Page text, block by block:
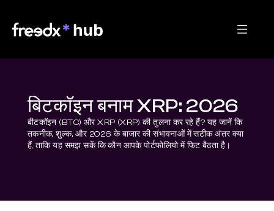
बिटकॉइन बनाम XRP: 2026
बीटकॉइन (BTC) और XRP (XRP) की तुलना कर रहे हैं? यह जानें कि
तकनीक, शुल्क, और 2026 के बाजार की संभावनाओं में सटीक अंतर क्या
हैं, ताकि यह समझ सकें कि कौन आपके पोर्टफोलियो में फिट बैठता है।